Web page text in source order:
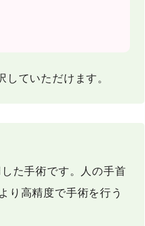
ていただけます。
た手術です。人の手首
り高精度で手術を行う